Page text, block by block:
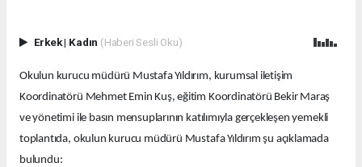
Erkek| Kadın (Haberi Sesli Oku)
Okulun kurucu müdürü Mustafa Yıldırım, kurumsal iletişim
Koordinatörü Mehmet Emin Kuş, eğitim Koordinatörü Bekir Maraş
ve yönetimi ile basın mensuplarının katılımıyla gerçekleşen yemekli
toplantıda, okulun kurucu müdürü Mustafa Yıldırım şu açıklamada
bulundu: